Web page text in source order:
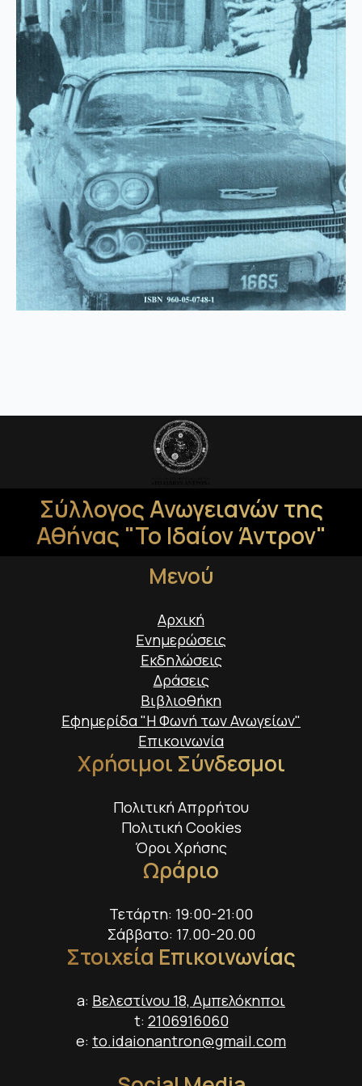
Σύλλογος Ανωγειανών της
Αθήνας "Το Ιδαίον Άντρον"
Μενού
Αρχική
Ενημερώσεις
Εκδηλώσεις
Δράσεις
Βιβλιοθήκη
Εφημερίδα "Η Φωνή των Ανωγείων"
Επικοινωνία
Χρήσιμοι Σύνδεσμοι
Πολιτική Απρρήτου
Πολιτική Cookies
Όροι Χρήσης
Ωράριο
Τετάρτη: 19:00-21:00
Σάββατο: 17.00-20.00
Στοιχεία Επικοινωνίας
a: Βελεστίνου 18, Αμπελόκηποι
t: 2106916060
e: to.idaionantron@gmail.com